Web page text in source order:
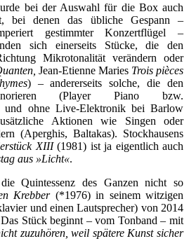
bei der Auswahl für die Box auch
bei denen das übliche Gespann –
gestimmter Konzertflügel –
sich einerseits Stücke, die den
Mikrotonalität verändern oder
Jean-Etienne Maries Trois pièces
) – andererseits solche, die den
(Player Piano bzw.
und ohne Live-Elektronik bei Barlow
Aktionen wie Singen oder
(Aperghis, Baltakas). Stockhausens
XIII(1981) ist ja eigentlich auch
aus »Licht«.
Quintessenz des Ganzen nicht so
Krebber(*1976) in seinem witzigen
und einen Lautsprecher) von 2014
Stück beginnt – vom Tonband – mit
zuzuhören, weil spätere Kunst sicher